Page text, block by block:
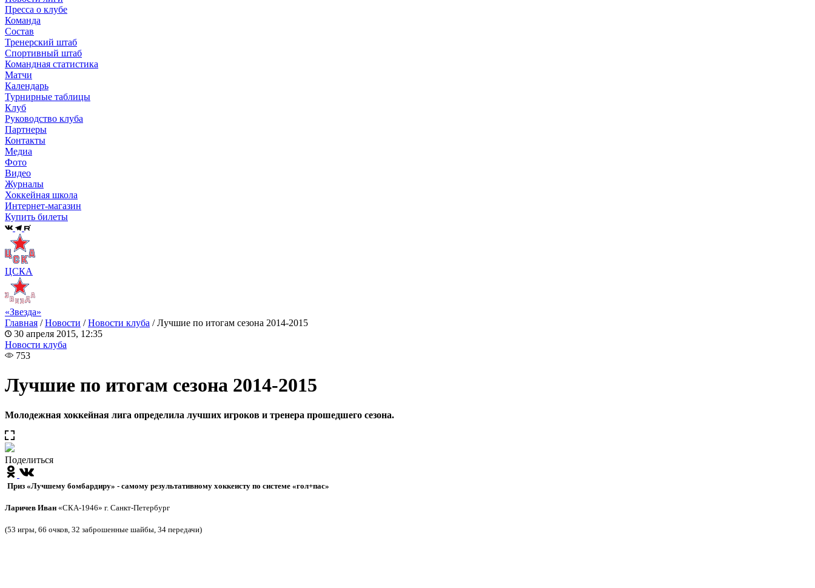
Пресса о клубе
Команда
Состав
Тренерский штаб
Спортивный штаб
Командная статистика
Матчи
Календарь
Турнирные таблицы
Клуб
Руководство клуба
Партнеры
Контакты
Медиа
Фото
Видео
Журналы
Хоккейная школа
Интернет-магазин
Купить билеты
ЦСКА
«Звезда»
Главная /Новости /Новости клуба /Лучшие по итогам сезона 2014-2015
30 апреля 2015, 12:35
Новости клуба
753
Лучшие по итогам сезона 2014-2015
Молодежная хоккейная лига определила лучших игроков и тренера прошедшего сезона.
Поделиться
Приз «Лучшему бомбардиру» - самому результативному хоккеисту по системе «гол+пас»
Ларичев Иван «СКА-1946» г. Санкт-Петербург
(53 игры, 66 очков, 32 заброшенные шайбы, 34 передачи)